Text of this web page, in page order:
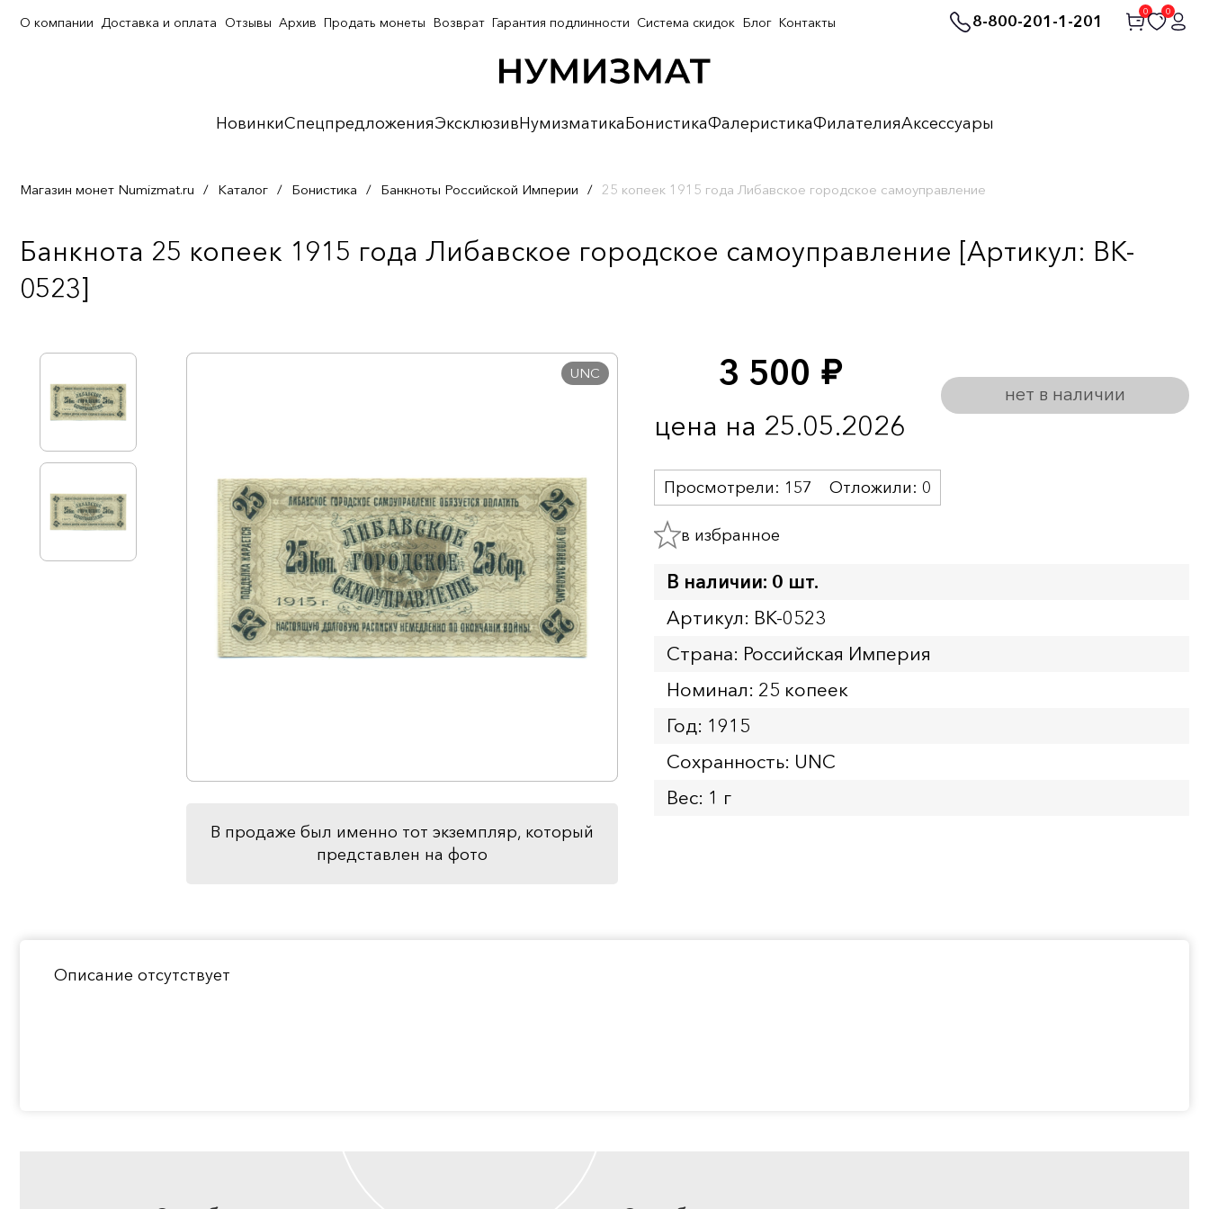
8-800-201-1-201
0 0
НовинкиСпецпредложенияЭксклюзивНумизматикаБонистикаФалеристикаФилателияАксессуары
О компании Доставка и оплата Отзывы Архив Продать монеты Возврат Гарантия подлинности Система скидок Блог Контакты
Магазин монет Numizmat.ru / Каталог / Бонистика / Банкноты Российской Империи / 25 копеек 1915 года Либавское городское самоуправление
Банкнота 25 копеек 1915 года Либавское городское самоуправление [Артикул: BK-
0523]
UNC
В продаже был именно тот экземпляр, который
представлен на фото
3 500 руб.
цена на 25.05.2026
нет в наличии
Просмотрели: 157 Отложили: 0
в избранное
В наличии: 0 шт.
Артикул: BK-0523
Страна: Российская Империя
Номинал: 25 копеек
Год: 1915
Сохранность: UNC
Вес: 1 г
Описание отсутствует